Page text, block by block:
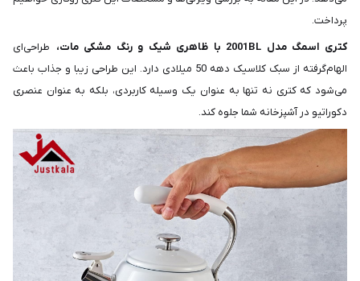
پرداخت.
کتری اسمگ مدل 2001BL با ظاهری شیک و رنگ مشکی مات،
طراحی‌ای
الهام‌گرفته از سبک کلاسیک دهه 50 میلادی دارد. این طراحی زیبا و جذاب باعث
می‌شود که کتری نه تنها به عنوان یک وسیله کاربردی، بلکه به عنوان عنصری
دکوراتیو در آشپزخانه شما جلوه کند.